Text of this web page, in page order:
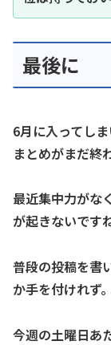
最後に
6月に入ってし
まとめがまだ終
最近集中力がな
が起きないです
普段の投稿を書
か手を付けれず
今週の土曜日あ